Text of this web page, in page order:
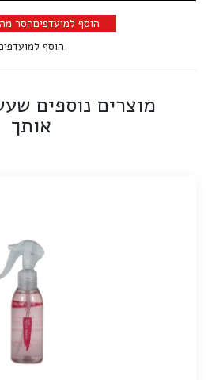
הוסף למועדפיםהסר
הוסף
מוצרים נוספים
אותך